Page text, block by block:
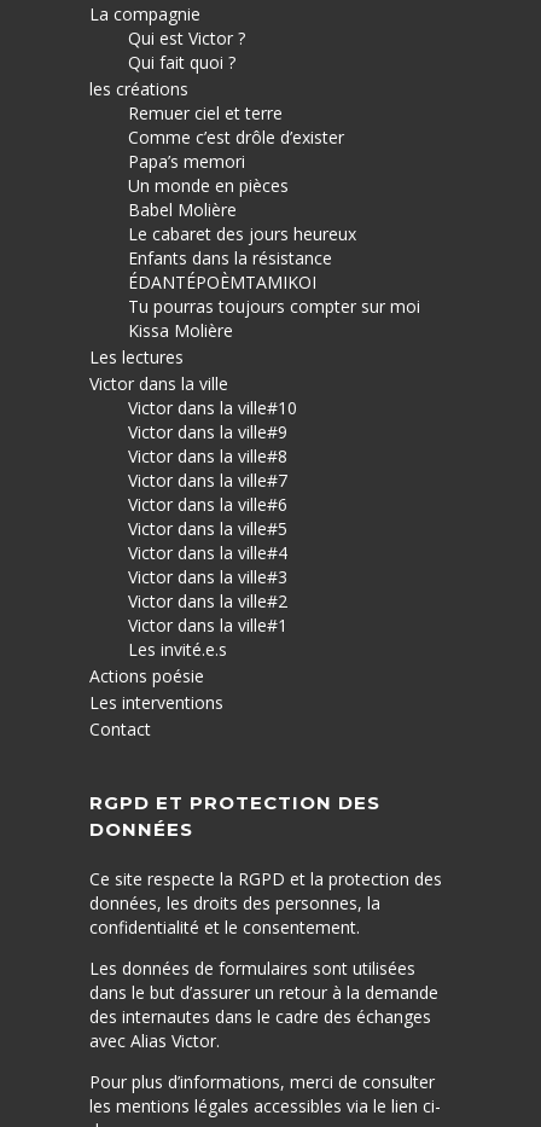
La compagnie
Qui est Victor ?
Qui fait quoi ?
les créations
Remuer ciel et terre
Comme c’est drôle d’exister
Papa’s memori
Un monde en pièces
Babel Molière
Le cabaret des jours heureux
Enfants dans la résistance
ÉDANTÉPOÈMTAMIKOI
Tu pourras toujours compter sur moi
Kissa Molière
Les lectures
Victor dans la ville
Victor dans la ville#10
Victor dans la ville#9
Victor dans la ville#8
Victor dans la ville#7
Victor dans la ville#6
Victor dans la ville#5
Victor dans la ville#4
Victor dans la ville#3
Victor dans la ville#2
Victor dans la ville#1
Les invité.e.s
Actions poésie
Les interventions
Contact
RGPD ET PROTECTION DES
DONNÉES
Ce site respecte la RGPD et la protection des
données, les droits des personnes, la
confidentialité et le consentement.
Les données de formulaires sont utilisées
dans le but d’assurer un retour à la demande
des internautes dans le cadre des échanges
avec Alias Victor.
Pour plus d’informations, merci de consulter
les mentions légales accessibles via le lien ci-